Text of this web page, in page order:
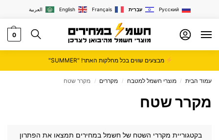
العربية English Français עִבְרִית Русский
0
מבצעים שווים בכל מחלקות האתר! "SUMMER"
עמוד הבית / מוצרי חשמל למטבח / מקררים / מקרר שטח
מקרר שטח
בקטגוריית מקררי השטח של חשמל במחירים תמצאו את הפתרון